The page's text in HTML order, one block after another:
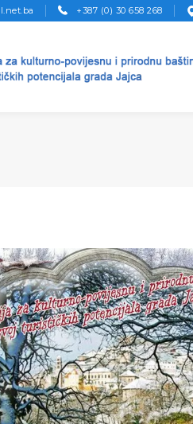
+387 (0) 30 658 268